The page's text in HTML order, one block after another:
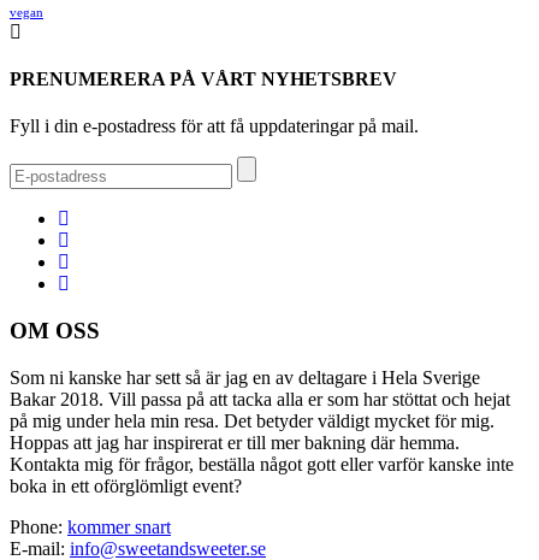
vegan
PRENUMERERA PÅ VÅRT NYHETSBREV
Fyll i din e-postadress för att få uppdateringar på mail.
OM OSS
Som ni kanske har sett så är jag en av deltagare i Hela Sverige
Bakar 2018. Vill passa på att tacka alla er som har stöttat och hejat
på mig under hela min resa. Det betyder väldigt mycket för mig.
Hoppas att jag har inspirerat er till mer bakning där hemma.
Kontakta mig för frågor, beställa något gott eller varför kanske inte
boka in ett oförglömligt event?
Phone: kommer snart
E-mail: info@sweetandsweeter.se